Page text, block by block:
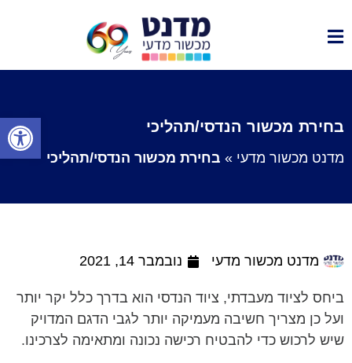
פתח בחירת מכשור הנדסי/תהליכי
מדנט מכשור מדעי » בחירת מכשור הנדסי/תהליכי
מדנט מכשור מדעי נובמבר 14, 2021
ביחס לציוד מעבדתי, ציוד הנדסי הוא בדרך כלל יקר יותר
ועל כן מצריך חשיבה מעמיקה יותר לגבי הדגם המדויק
שיש לרכוש כדי להבטיח רכישה נכונה ומתאימה לצרכינו.